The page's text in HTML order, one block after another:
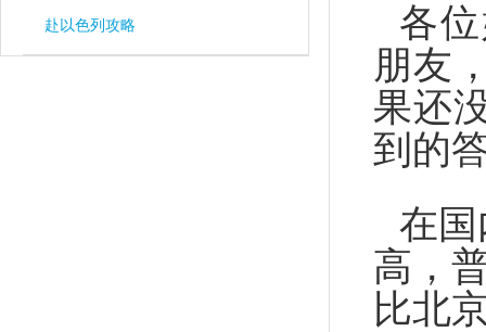
赴以色列攻略
各
朋友
果还
到的
在
高，
比北